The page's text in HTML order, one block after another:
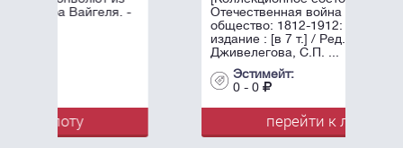
Отечественная война и русское
общество: 1812-1912: Юбилейное
издание : [в 7 т.] / Ред. А.К.
Дживелегова, С.П. ...